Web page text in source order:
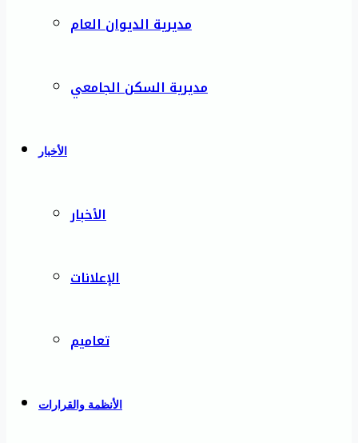
مديرية الديوان العام
مديرية السكن الجامعي
الأخبار
الأخبار
الإعلانات
تعاميم
الأنظمة والقرارات